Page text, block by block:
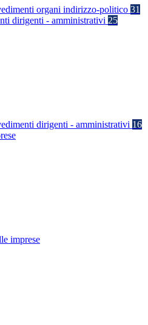
organi indirizzo-politico 31
dirigenti - amministrativi 25
dirigenti - amministrativi 16
imprese